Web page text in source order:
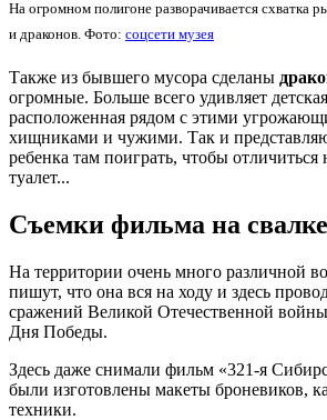
На огромном полигоне разворачивается схватка
и драконов. Фото: соцсети музея
Также из бывшего мусора сделаны
огромные. Больше всего удивляет
расположенная рядом с этими
хищниками и чужими. Так и
ребенка там поиграть, чтобы отличиться
туалет...
Съемки фильма на свалке
На территории очень много различной
пишут, что она вся на ходу и здесь
сражений Великой Отечественной
Дня Победы.
Здесь даже снимали фильм «321-я
были изготовлены макеты броневиков,
техники.